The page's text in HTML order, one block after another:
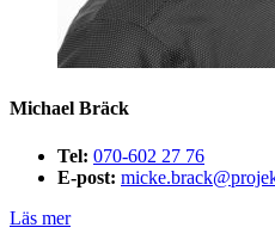
Michael Bräck
Tel: 070-602 27 76
E-post:
Läs mer